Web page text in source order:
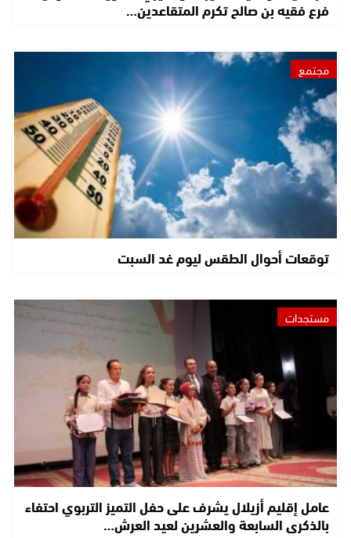
فرع فقيه بن صالح تكرم المتقاعدين…
مجتمع
توقعات أحوال الطقس ليوم غد السبت
مستجدات
عامل إقليم أزيلال يشرف على حفل التميز التربوي احتفاء
بالذكرى السابعة والعشرين لعيد العرش…